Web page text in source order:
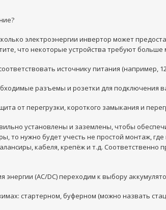
электроэнергии инвертор может
что некоторые устройства требуют
источнику питания (например, 12
разъемы и розетки для подключения
от перегрузки, короткого замыкания и
установлены и заземлены, чтобы
то нужно будет учесть не простой монтаж,
кабеля, крепёж и т.д.
(AC/DC) переходим к выбору
стартерном, буферном (можно назвать